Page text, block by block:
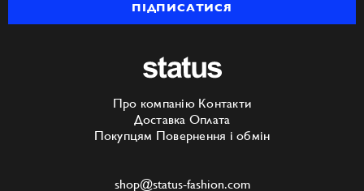
ПІДПИСАТИСЯ
Про компанію Контакти
Доставка Оплата
Покупцям Повернення і обмін
shop@status-fashion.com